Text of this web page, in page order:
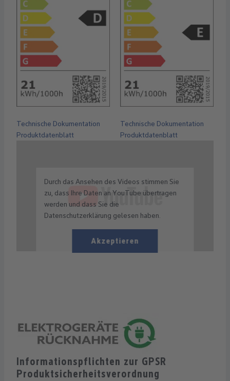
Technische Dokumentation
Produktdatenblatt
Technische Dokumentation
Produktdatenblatt
Durch das Ansehen des Videos stimmen Sie
zu, dass Ihre Daten an YouTube übertragen
werden und dass Sie die
Datenschutzerklärung gelesen haben.
Akzeptieren
Informationspflichten zur GPSR
Produktsicherheitsverordnung